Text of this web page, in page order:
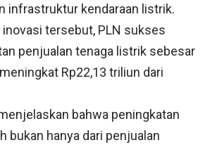
infrastruktur kendaraan listrik.
tersebut, PLN sukses
penjualan tenaga listrik sebesar
Rp22,13 triliun dari
bahwa peningkatan
bukan hanya dari penjualan